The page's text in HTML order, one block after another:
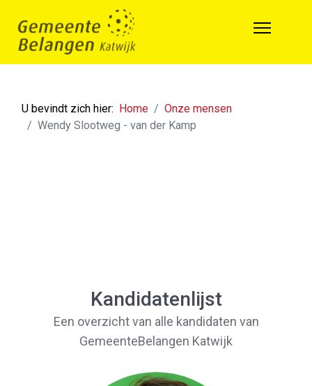
U bevindt zich hier: Home
Onze mensen
Wendy Slootweg - van der Kamp
Kandidatenlijst
Een overzicht van alle kandidaten van
GemeenteBelangen Katwijk